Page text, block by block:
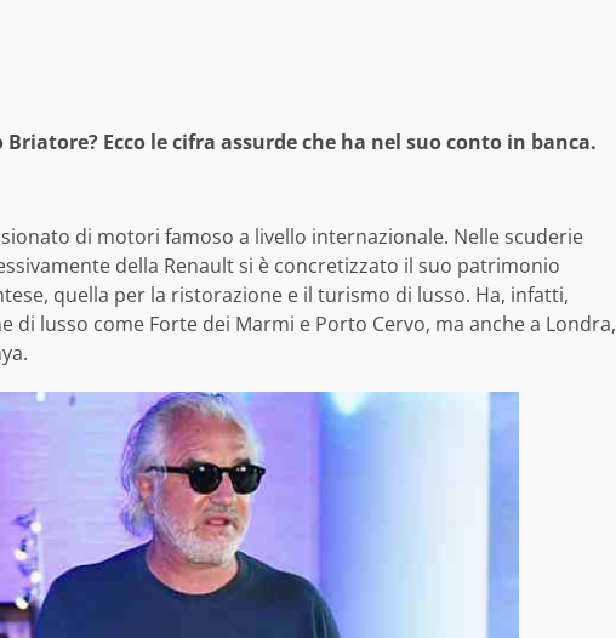
Ecco le cifra assurde che ha nel suo conto in banca.
di motori famoso a livello internazionale. Nelle scuderie
della Renault si è concretizzato il suo patrimonio
quella per la ristorazione e il turismo di lusso. Ha, infatti,
lusso come Forte dei Marmi e Porto Cervo, ma anche a Londra,